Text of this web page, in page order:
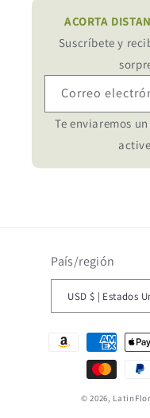
ACORTA
Suscríbete y
Correo
Te enviaremos
País/región
USD $ | Estados
Formas
© 2026,